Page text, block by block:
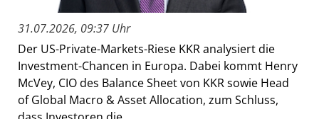
31.07.2026, 09:37 Uhr
Der US-Private-Markets-Riese KKR analysiert die
Investment-Chancen in Europa. Dabei kommt Henry
McVey, CIO des Balance Sheet von KKR sowie Head
of Global Macro & Asset Allocation, zum Schluss,